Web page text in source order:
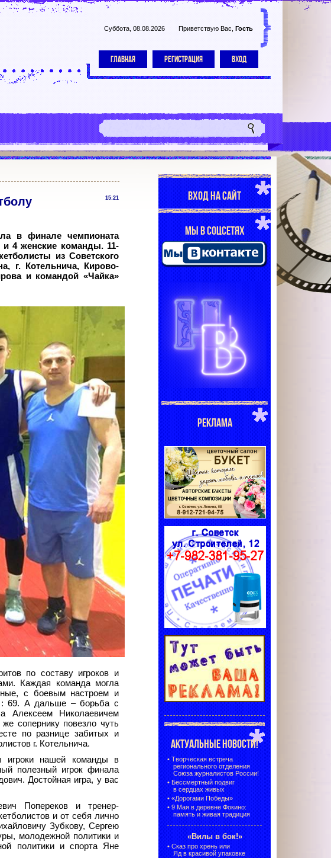
Суббота, 08.08.2026 Приветствую Вас Гость
ГЛАВНАЯ РЕГИСТРАЦИЯ ВХОД
15:21
в финале чемпионата
и 4 женские команды. 11-
из Советского
г.
Котельнича, Кирово-
и командой «Чайка»
по составу игроков и
Каждая команда могла
с боевым настроем и
: 69. А дальше – борьба с
Алексеем Николаевичем
сопернику повезло чуть
по разнице забитых и
г. Котельнича.
игроки нашей команды в
полезный игрок финала
Достойная игра, у вас
Попереков и тренер-
и от себя лично
Зубкову, Сергею
молодежной политики и
политики и спорта Яне
ВХОД НА САЙТ
МЫ В СОЦСЕТЯХ
РЕКЛАМА
АКТУАЛЬНЫЕ НОВОСТИ!
• Творческая встреча
регионального отделения
Союза журналистов России!
• Бессмертный подвиг
в сердцах живых
• «Дорогами Победы»
• 9 Мая в деревне Фокино:
память и живая традиция
«Вилы в бок!»
• Сказ про хрень или
Яд в красивой упаковке